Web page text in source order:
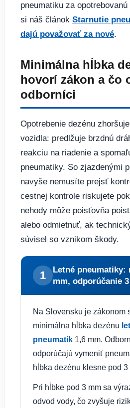
pneumatiku za
si náš článok Starnutie
dajú považovať za nové.
Minimálna hĺbka
hovorí zákon a čo
odborníci
Opotrebenie dezénu
vozidla: predlžuje brzdnú
reakciu na riadenie a
pneumatiky. So zjazdenými
navyše nemusíte prejsť
cestnej kontrole riskujete
nehody môže poisťovňa
alebo odmietnuť, ak
súvisel so vznikom škody.
1
Letné pneumatiky:
mm, odporúčanie
Na Slovensku je zákonom
minimálna hĺbka dezénu
pneumatík 1,6 mm.
odporúčajú vymeniť
hĺbka dezénu klesne pod 3
Pri hĺbke pod 3 mm sa
odvod vody, čo zvyšuje